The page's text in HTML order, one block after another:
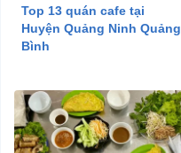
Top 13 quán cafe tại
Huyện Quảng Ninh Quảng
Bình